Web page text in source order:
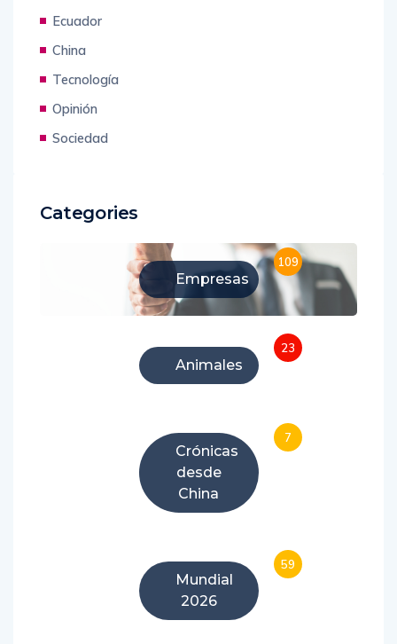
Ecuador
China
Tecnología
Opinión
Sociedad
Categories
Empresas
109
Animales
23
Crónicas
desde
China
7
Mundial
2026
59